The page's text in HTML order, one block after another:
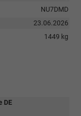
NU7DMD
23.06.2026
1449 kg
DE